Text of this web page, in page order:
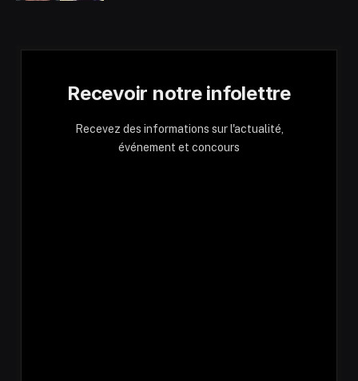
Recevoir notre infolettre
Recevez des informations sur l'actualité,
événement et concours